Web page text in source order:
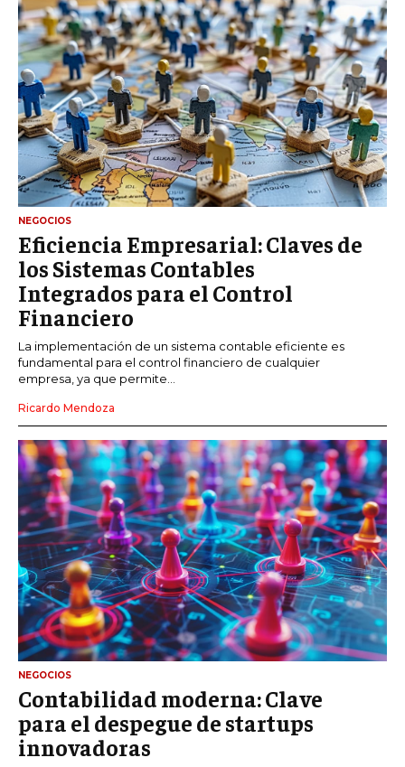
NEGOCIOS
Eficiencia Empresarial: Claves de
los Sistemas Contables
Integrados para el Control
Financiero
La implementación de un sistema contable eficiente es
fundamental para el control financiero de cualquier
empresa, ya que permite...
Ricardo Mendoza
NEGOCIOS
Contabilidad moderna: Clave
para el despegue de startups
innovadoras